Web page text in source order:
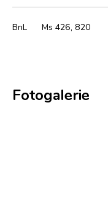
BnL Ms 426, 820
Fotogalerie